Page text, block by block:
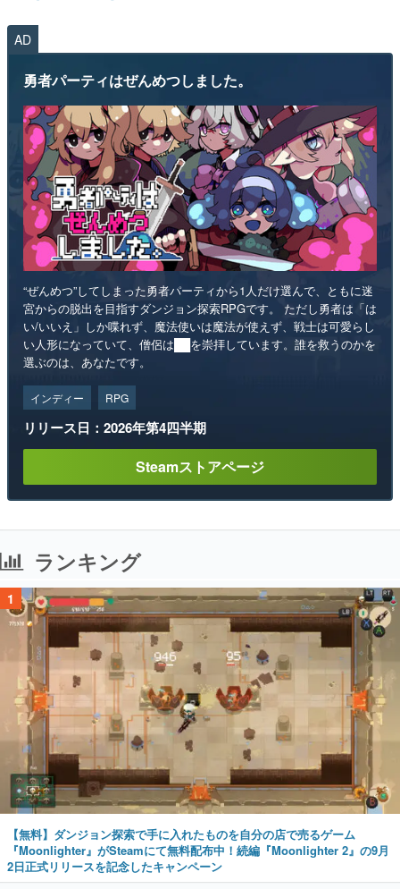
AD
勇者パーティはぜんめつしました。
“ぜんめつ”してしまった勇者パーティから1人だけ選んで、ともに迷
宮からの脱出を目指すダンジョン探索RPGです。 ただし勇者は「は
い/いいえ」しか喋れず、魔法使いは魔法が使えず、戦士は可愛らし
い人形になっていて、僧侶は██を崇拝しています。誰を救うのかを
選ぶのは、あなたです。
インディー RPG
リリース日：2026年第4四半期
Steamストアページ
ランキング
1
【無料】ダンジョン探索で手に入れたものを自分の店で売るゲーム
『Moonlighter』がSteamにて無料配布中！続編『Moonlighter 2』の9月
2日正式リリースを記念したキャンペーン